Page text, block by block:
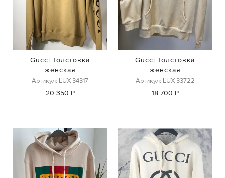
Gucci Толстовка
женская
Артикул: LUX-34317
20 350 ₽
Gucci Толстовка
женская
Артикул: LUX-33722
18 700 ₽